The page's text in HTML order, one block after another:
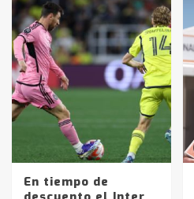
En tiempo de